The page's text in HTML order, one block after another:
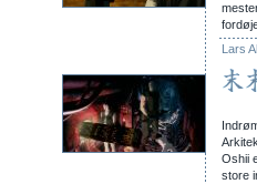
Lars
Oshii
store